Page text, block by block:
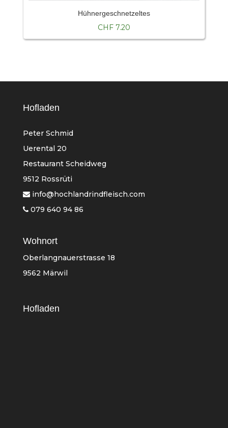
Hühnergeschnetzeltes
CHF 7.20
Hofladen
Peter Schmid
Uerental 20
Restaurant Scheidweg
9512 Rossrüti
info@hochlandrindfleisch.com
079 640 94 86
Wohnort
Oberlangnauerstrasse 18
9562 Märwil
Hofladen